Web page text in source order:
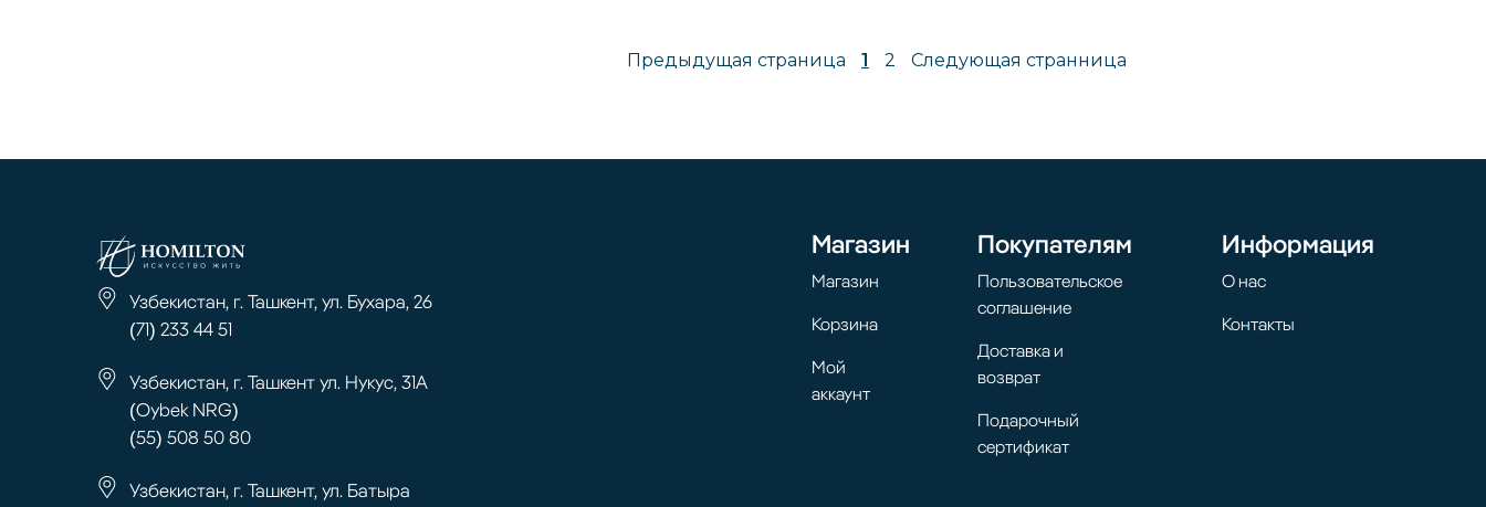
Предыдущая страница 1 2 Следующая странница
Узбекистан, г. Ташкент, ул. Бухара, 26
(71) 233 44 51
Узбекистан, г. Ташкент ул. Нукус, 31А
(Oybek NRG)
(55) 508 50 80
Узбекистан, г. Ташкент, ул. Батыра
Магазин
Магазин
Корзина
Мой
аккаунт
Покупателям
Пользовательское
соглашение
Доставка и
возврат
Подарочный
сертификат
Информация
О нас
Контакты